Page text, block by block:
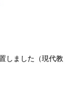
しました（現代教